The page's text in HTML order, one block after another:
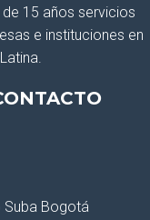
15 años servicios
e instituciones en
Bogotá